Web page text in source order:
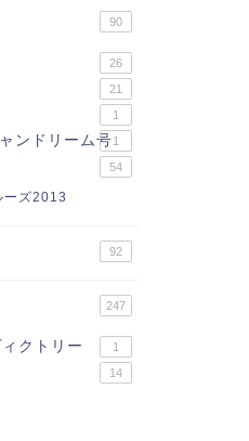
90
26
21
1
ンドリーム号1
54
ズ2013
92
247
クトリー 1
14